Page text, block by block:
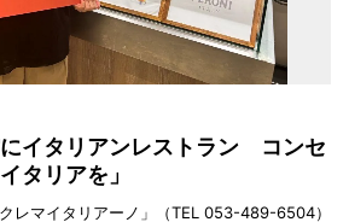
イタリアンレストラン コンセ
タリアを」
レマイタリアーノ」（TEL 053-489-6504）